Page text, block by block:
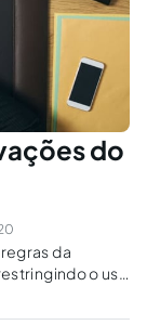
do
da
o uso